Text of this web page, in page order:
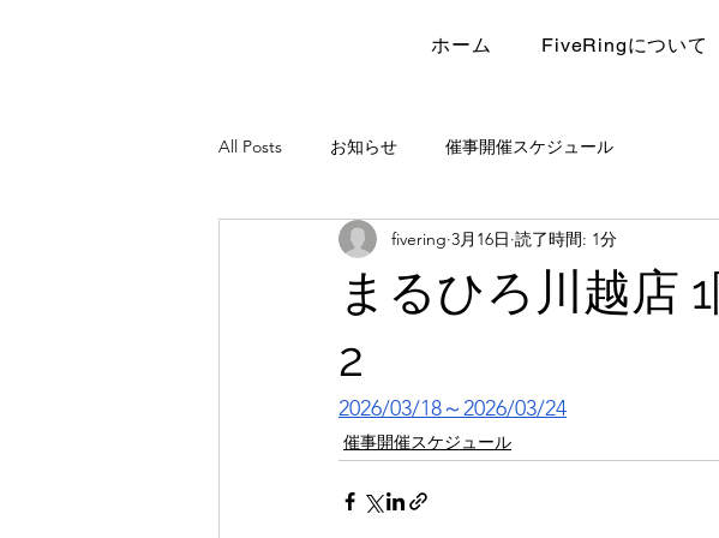
ホーム FiveRingについて
All Posts お知らせ 催事開催スケジュール
まるひろ川越店
2
fivering 3月16日 読了時間: 1分
2026/03/18～2026/03/24
催事開催スケジュール